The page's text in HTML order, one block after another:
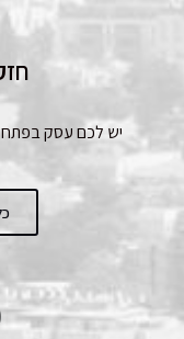
יש לכם עסק בפתח